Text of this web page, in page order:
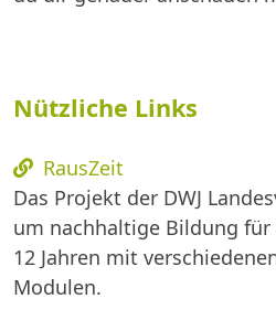
Nützliche Links
RausZeit
Das Projekt der DWJ
um nachhaltige Bildung für
12 Jahren mit
Modulen.